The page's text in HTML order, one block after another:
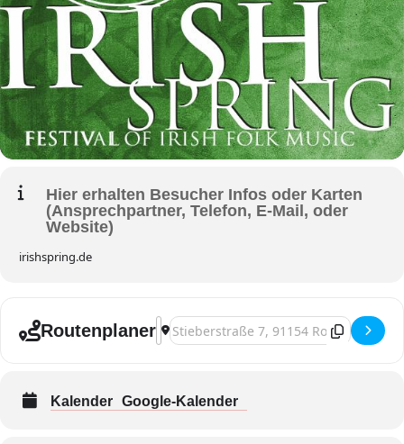
Hier erhalten Besucher Infos oder Karten
(Ansprechpartner, Telefon, E-Mail, oder
Website)
irishspring.de
RoutenplanerAddress - Roth, Irish Spring Festival
Destination Address - Roth, Irish
Kalender Google-Kalender